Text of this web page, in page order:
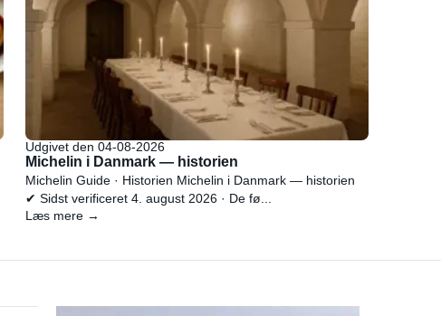
Udgivet den 04-08-2026
Michelin i Danmark — historien
Michelin Guide · Historien Michelin i Danmark — historien
✔ Sidst verificeret 4. august 2026 · De fø...
Læs mere →